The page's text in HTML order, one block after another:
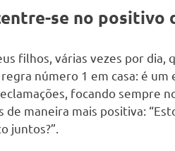
se no positivo
filhos, várias vezes por
número 1 em casa: é
focando sempre
de maneira mais positiva:
juntos?”.